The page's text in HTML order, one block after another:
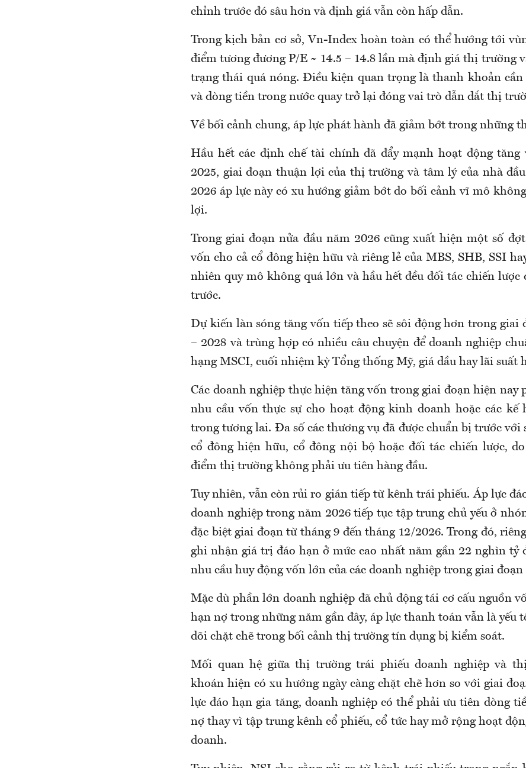
chỉnh trước đó sâu hơn và định giá vẫn còn hấp dẫn.
Trong kịch bản cơ sở, Vn-Index hoàn toàn có thể hướng tới
điểm tương đương P/E ~ 14.5 – 14.8 lần mà định giá thị trường
trạng thái quá nóng. Điều kiện quan trọng là thanh khoản
và dòng tiền trong nước quay trở lại đóng vai trò dẫn dắt thị
Về bối cảnh chung, áp lực phát hành đã giảm bớt trong những
Hầu hết các định chế tài chính đã đẩy mạnh hoạt động tăng
2025, giai đoạn thuận lợi của thị trường và tâm lý của nhà
2026 áp lực này có xu hướng giảm bớt do bối cảnh vĩ mô
lợi.
Trong giai đoạn nửa đầu năm 2026 cũng xuất hiện một số
vốn cho cả cổ đông hiện hữu và riêng lẻ của MBS, SHB, SSI
nhiên quy mô không quá lớn và hầu hết đều đối tác chiến lược
trước.
Dự kiến làn sóng tăng vốn tiếp theo sẽ sôi động hơn trong giai
– 2028 và trùng hợp có nhiều câu chuyện để doanh nghiệp
hạng MSCI, cuối nhiệm kỳ Tổng thống Mỹ, giá dầu hay lãi suất
Các doanh nghiệp thực hiện tăng vốn trong giai đoạn hiện nay
nhu cầu vốn thực sự cho hoạt động kinh doanh hoặc các kế
trong tương lai. Đa số các thương vụ đã được chuẩn bị trước với
cổ đông hiện hữu, cổ đông nội bộ hoặc đối tác chiến lược,
điểm thị trường không phải ưu tiên hàng đầu.
Tuy nhiên, vẫn còn rủi ro gián tiếp từ kênh trái phiếu. Áp lực
doanh nghiệp trong năm 2026 tiếp tục tập trung chủ yếu ở
đặc biệt giai đoạn từ tháng 9 đến tháng 12/2026. Trong đó,
ghi nhận giá trị đáo hạn ở mức cao nhất năm gần 22 nghìn tỷ
nhu cầu huy động vốn lớn của các doanh nghiệp trong giai đoạn
Mặc dù phần lớn doanh nghiệp đã chủ động tái cơ cấu nguồn
hạn nợ trong những năm gần đây, áp lực thanh toán vẫn là yếu
dõi chặt chẽ trong bối cảnh thị trường tín dụng bị kiểm soát.
Mối quan hệ giữa thị trường trái phiếu doanh nghiệp và
khoán hiện có xu hướng ngày càng chặt chẽ hơn so với giai
lực đáo hạn gia tăng, doanh nghiệp có thể phải ưu tiên dòng
nợ thay vì tập trung kênh cổ phiếu, cổ tức hay mở rộng hoạt
doanh.